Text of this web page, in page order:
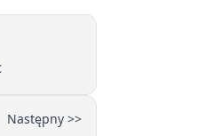
Następny >>